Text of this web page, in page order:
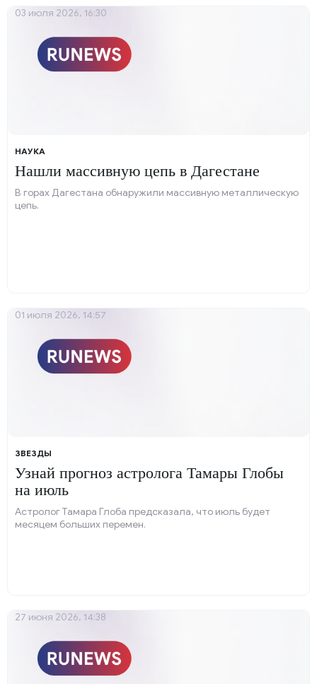
НАУКА
Нашли массивную цепь в Дагестане
В горах Дагестана обнаружили массивную металлическую
цепь.
03 июля 2026, 16:30
ЗВЕЗДЫ
Узнай прогноз астролога Тамары Глобы
на июль
Астролог Тамара Глоба предсказала, что июль будет
месяцем больших перемен.
01 июля 2026, 14:57
27 июня 2026, 14:38